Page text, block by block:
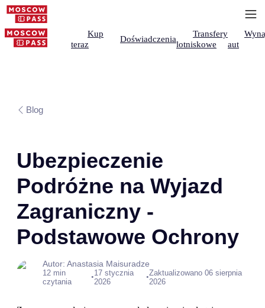
Kup
teraz
Doświadczenia
Transfery
lotniskowe
aut
Blog
Ubezpieczenie
Podróżne na Wyjazd
Zagraniczny -
Podstawowe Ochrony
Autor: Anastasia Maisuradze
12 min
czytania
•17 stycznia
2026
•Zaktualizowano 06 sierpnia
2026